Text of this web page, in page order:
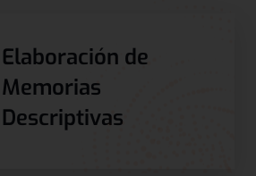
Elaboración de
Memorias
Descriptivas